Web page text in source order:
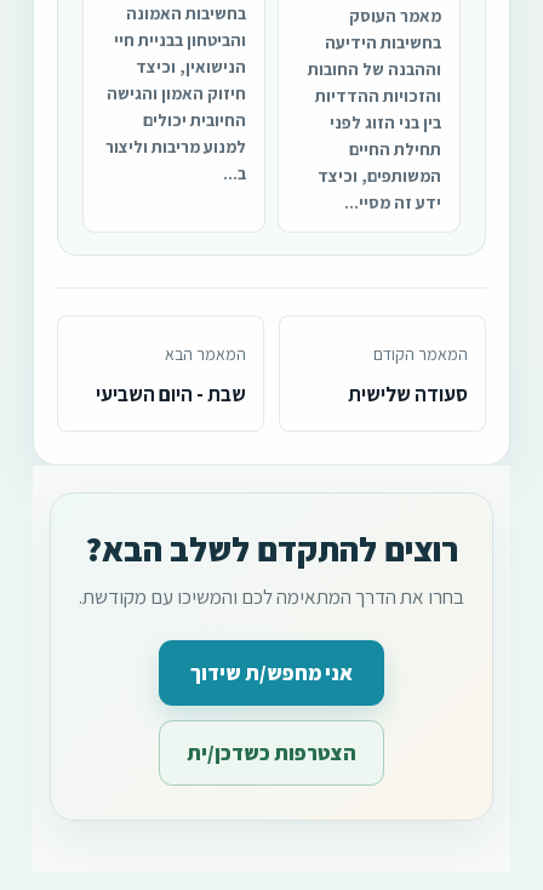
מאמר העוסק
בחשיבות הידיעה
וההבנה של החובות
והזכויות ההדדיות
בין בני הזוג לפני
תחילת החיים
המשותפים, וכיצד
ידע זה מסיי...
בחשיבות האמונה
והביטחון בבניית חיי
הנישואין, וכיצד
חיזוק האמון והגישה
החיובית יכולים
למנוע מריבות וליצור
ב...
המאמר הקודם
סעודה שלישית
המאמר הבא
שבת - היום השביעי
רוצים להתקדם לשלב הבא?
בחרו את הדרך המתאימה לכם והמשיכו עם מקודשת.
אני מחפש/ת שידוך
הצטרפות כשדכן/ית